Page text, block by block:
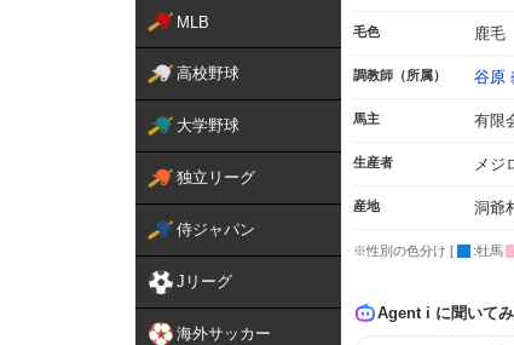
MLB
高校野球
大学野球
独立リーグ
侍ジャパン
Jリーグ
海外サッカー
毛色 鹿毛
調教師（所属） 谷原
馬主 有限
生産者 メジ
産地 洞爺
※性別の色分け [ :牡馬
Agent i に聞いてみ